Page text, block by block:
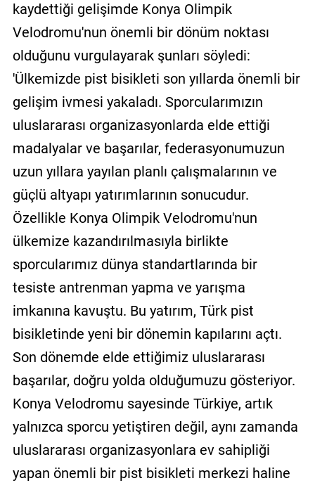
kaydettiği gelişimde Konya Olimpik
Velodromu'nun önemli bir dönüm noktası
olduğunu vurgulayarak şunları söyledi:
'Ülkemizde pist bisikleti son yıllarda önemli bir
gelişim ivmesi yakaladı. Sporcularımızın
uluslararası organizasyonlarda elde ettiği
madalyalar ve başarılar, federasyonumuzun
uzun yıllara yayılan planlı çalışmalarının ve
güçlü altyapı yatırımlarının sonucudur.
Özellikle Konya Olimpik Velodromu'nun
ülkemize kazandırılmasıyla birlikte
sporcularımız dünya standartlarında bir
tesiste antrenman yapma ve yarışma
imkanına kavuştu. Bu yatırım, Türk pist
bisikletinde yeni bir dönemin kapılarını açtı.
Son dönemde elde ettiğimiz uluslararası
başarılar, doğru yolda olduğumuzu gösteriyor.
Konya Velodromu sayesinde Türkiye, artık
yalnızca sporcu yetiştiren değil, aynı zamanda
uluslararası organizasyonlara ev sahipliği
yapan önemli bir pist bisikleti merkezi haline